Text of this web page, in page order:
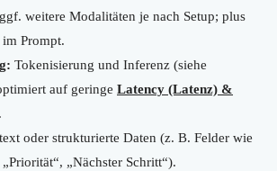
weitere Modalitäten je nach Setup; plus
Prompt.
Tokenisierung und Inferenz (siehe
auf geringe Latency (Latenz) &
.
oder strukturierte Daten (z. B. Felder wie
„Nächster Schritt“).